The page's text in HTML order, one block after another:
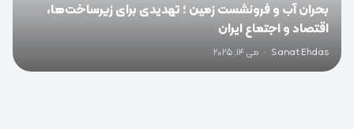
بحران آب و فرونشست زمین ؛ تهدیدی برای زیرساخت‌ها،
اقتصاد و اجتماع ایران
Sanat Ehdas
· می 14, 2025